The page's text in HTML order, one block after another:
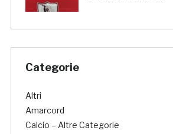
Categorie
Altri
Amarcord
Calcio – Altre Categorie